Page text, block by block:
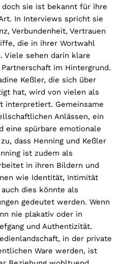
sie ist bekannt für ihre
In Interviews spricht sie
Verbundenheit, Vertrauen
die in ihrer Wortwahl
Viele sehen darin klare
im Hintergrund.
Keßler, die sich über
hat, wird von vielen als
interpretiert. Gemeinsame
Anlässen, ein
eine spürbare emotionale
dass Henning und Keßler
ist zudem als
in ihren Bildern und
wie Identität, Intimität
dies könnte als
gedeutet werden. Wenn
nie plakativ oder in
und Authentizität.
in der private
Ware werden, ist